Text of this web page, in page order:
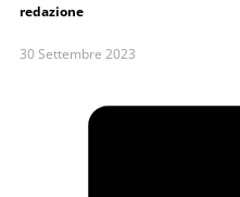
redazione
30 Settembre 2023